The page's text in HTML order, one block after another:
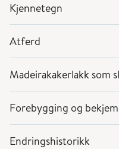
Kjennetegn
Atferd
Madeirakakerlakk som
Forebygging og
Endringshistorikk